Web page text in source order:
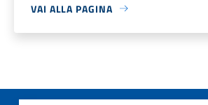
VAI ALLA PAGINA